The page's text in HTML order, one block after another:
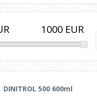
1000 EUR
DINITROL 500 600ml